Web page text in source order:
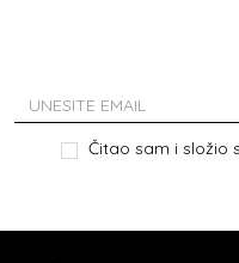
Čitao sam i složio